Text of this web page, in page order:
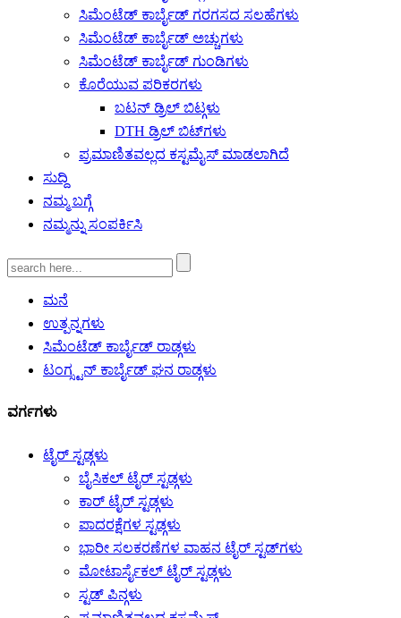
ಸಿಮೆಂಟೆಡ್ ಕಾರ್ಬೈಡ್ ಗರಗಸದ ಸಲಹೆಗಳು
ಸಿಮೆಂಟೆಡ್ ಕಾರ್ಬೈಡ್ ಅಚ್ಚುಗಳು
ಸಿಮೆಂಟೆಡ್ ಕಾರ್ಬೈಡ್ ಗುಂಡಿಗಳು
ಕೊರೆಯುವ ಪರಿಕರಗಳು
ಬಟನ್ ಡ್ರಿಲ್ ಬಿಟ್ಗಳು
DTH ಡ್ರಿಲ್ ಬಿಟ್‌ಗಳು
ಪ್ರಮಾಣಿತವಲ್ಲದ ಕಸ್ಟಮೈಸ್ ಮಾಡಲಾಗಿದೆ
ಸುದ್ದಿ
ನಮ್ಮ ಬಗ್ಗೆ
ನಮ್ಮನ್ನು ಸಂಪರ್ಕಿಸಿ
ಮನೆ
ಉತ್ಪನ್ನಗಳು
ಸಿಮೆಂಟೆಡ್ ಕಾರ್ಬೈಡ್ ರಾಡ್ಗಳು
ಟಂಗ್ಸ್ಟನ್ ಕಾರ್ಬೈಡ್ ಘನ ರಾಡ್ಗಳು
ವರ್ಗಗಳು
ಟೈರ್ ಸ್ಟಡ್ಗಳು
ಬೈಸಿಕಲ್ ಟೈರ್ ಸ್ಟಡ್ಗಳು
ಕಾರ್ ಟೈರ್ ಸ್ಟಡ್ಗಳು
ಪಾದರಕ್ಷೆಗಳ ಸ್ಟಡ್ಗಳು
ಭಾರೀ ಸಲಕರಣೆಗಳ ವಾಹನ ಟೈರ್ ಸ್ಟಡ್‌ಗಳು
ಮೋಟಾರ್ಸೈಕಲ್ ಟೈರ್ ಸ್ಟಡ್ಗಳು
ಸ್ಟಡ್ ಪಿನ್ಗಳು